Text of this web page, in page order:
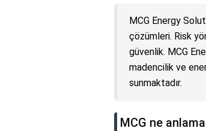
MCG Energy
çözümleri. Risk
güvenlik. MCG
madencilik ve
sunmaktadır.
MCG ne